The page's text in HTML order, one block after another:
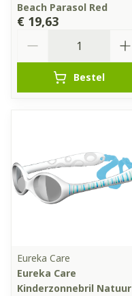
Beach Parasol Red
€ 19,63
Bestel
Eureka Care
Eureka Care
Kinderzonnebril Natuur